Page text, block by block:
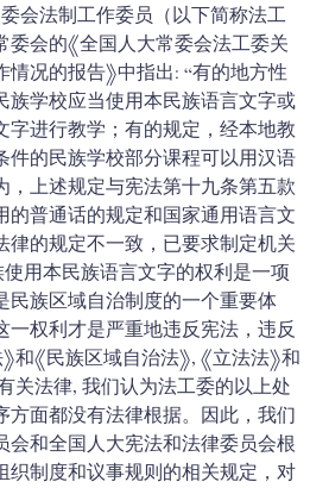
会法制工作委员（以下简称法工
会的《全国人大常委会法工委关
况的报告》中指出: “有的地方性
族学校应当使用本民族语言文字或
字进行教学；有的规定，经本地教
件的民族学校部分课程可以用汉语
，上述规定与宪法第十九条第五款
的普通话的规定和国家通用语言文
律的规定不一致，已要求制定机关
用本民族语言文字的权利是一项
民族区域自治制度的一个重要体
一权利才是严重地违反宪法，违反
和《民族区域自治法》, 《立法法》和
关法律, 我们认为法工委的以上处
方面都没有法律根据。因此，我们
会和全国人大宪法和法律委员会根
织制度和议事规则的相关规定，对